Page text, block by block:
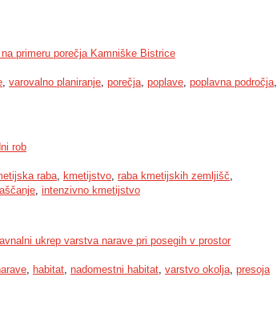
primeru porečja Kamniške Bistrice
, varovalno planiranje, porečja, poplave, poplavna področja,
rob
raba, kmetijstvo, raba kmetijskih zemljišč,
, intenzivno kmetijstvo
ukrep varstva narave pri posegih v prostor
, habitat, nadomestni habitat, varstvo okolja, presoja